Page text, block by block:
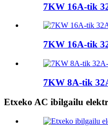
7KW 16A-tik
7KW 16A-tik
7KW 8A-tik
Etxeko AC ibilgailu